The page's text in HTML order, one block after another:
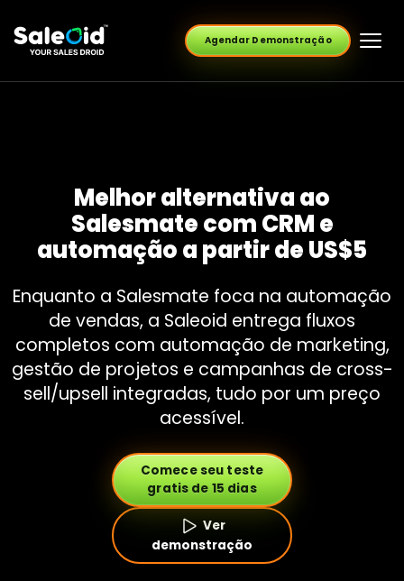
Agendar Demonstração
Melhor alternativa ao
Salesmate com CRM e
automação a partir de US$5
Enquanto a Salesmate foca na automação
de vendas, a Saleoid entrega fluxos
completos com automação de marketing,
gestão de projetos e campanhas de cross-
sell/upsell integradas, tudo por um preço
acessível.
Comece seu teste
gratis de 15 dias
Ver
demonstração